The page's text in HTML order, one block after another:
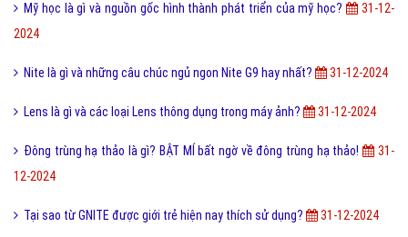
Mỹ học là gì và nguồn gốc hình thành phát triển của mỹ học?
31-12-
2024
Nite là gì và những câu chúc ngủ ngon Nite G9 hay nhất? 31-12-2024
Lens là gì và các loại Lens thông dụng trong máy ảnh? 31-12-2024
Đông trùng hạ thảo là gì? BẬT MÍ bất ngờ về đông trùng hạ thảo!
31-
12-2024
Tại sao từ GNITE được giới trẻ hiện nay thích sử dụng? 31-12-2024